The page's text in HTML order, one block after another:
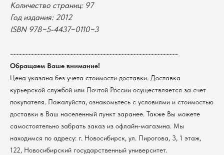
Количество страниц: 97
Год издания: 2012
ISBN 978−5-4437−0110−3
--------------------------------------------------------
Обращаем Ваше внимание!
Цена указана без учета стоимости доставки. Доставка
курьерской службой или Почтой России осуществляется за счет
покупателя. Пожалуйста, ознакомьтесь с условиями и стоимостью
доставки в Ваш населенный пункт заранее. Также Вы можете
самостоятельно забрать заказ из офлайн-магазина. Мы
находимся по адресу: г. Новосибирск, ул. Пирогова, 3, 1 этаж,
122, Новосибирский государственный университет.
Мерч НГУ
@2026 Новосибирский государственный университет.
Политика обработки персональных данных
Согласие на обработку персональных данных
пользователей сайта
Новосибирский государственный
университет
КПП 540801001